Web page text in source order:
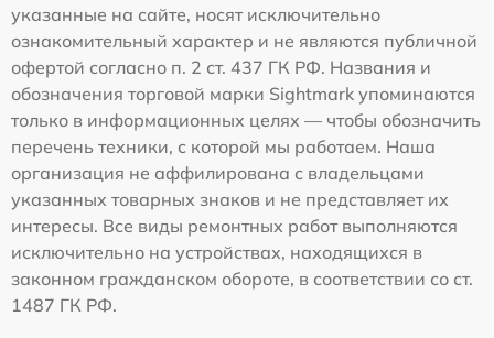
указанные на сайте, носят исключительно
ознакомительный характер и не являются публичной
офертой согласно п. 2 ст. 437 ГК РФ. Названия и
обозначения торговой марки Sightmark упоминаются
только в информационных целях — чтобы обозначить
перечень техники, с которой мы работаем. Наша
организация не аффилирована с владельцами
указанных товарных знаков и не представляет их
интересы. Все виды ремонтных работ выполняются
исключительно на устройствах, находящихся в
законном гражданском обороте, в соответствии со ст.
1487 ГК РФ.